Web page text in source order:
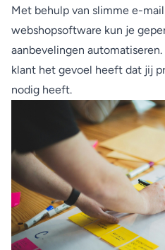
Met behulp van slimme e-
webshopsoftware kun je
aanbevelingen
klant het gevoel heeft dat jij
nodig heeft.